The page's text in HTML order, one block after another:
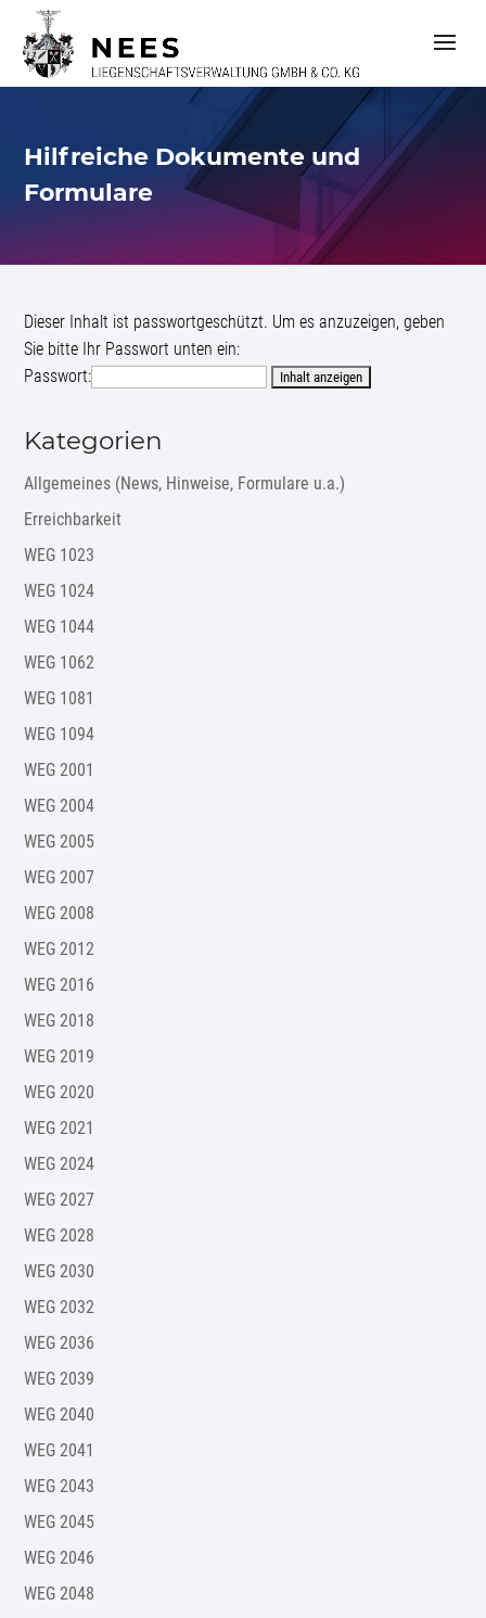
t
Hilfreiche Dokumente und
Formulare
Kategorien
Allgemeines (News, Hinweise, Formulare u.a.)
Erreichbarkeit
WEG 1023
WEG 1024
WEG 1044
WEG 1062
WEG 1081
WEG 1094
WEG 2001
WEG 2004
WEG 2005
WEG 2007
WEG 2008
WEG 2012
WEG 2016
WEG 2018
WEG 2019
WEG 2020
WEG 2021
WEG 2024
WEG 2027
WEG 2028
WEG 2030
WEG 2032
WEG 2036
WEG 2039
WEG 2040
WEG 2041
WEG 2043
WEG 2045
WEG 2046
WEG 2048
Dieser Inhalt ist passwortgeschützt. Um es anzuzeigen, geben
Sie bitte Ihr Passwort unten ein:
Passwort: